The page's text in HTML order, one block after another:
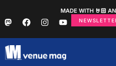
MADE WITH 🤘🏻